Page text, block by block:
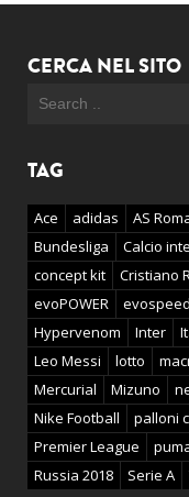
CERCA NEL SITO
TAG
Ace adidas AS
Bundesliga
Calcio
concept kit
Cristiano
evoPOWER
evospeed
Hypervenom
Inter
Leo Messi
lotto
Mercurial
Mizuno
Nike Football
palloni
Premier League
Russia 2018
Serie A